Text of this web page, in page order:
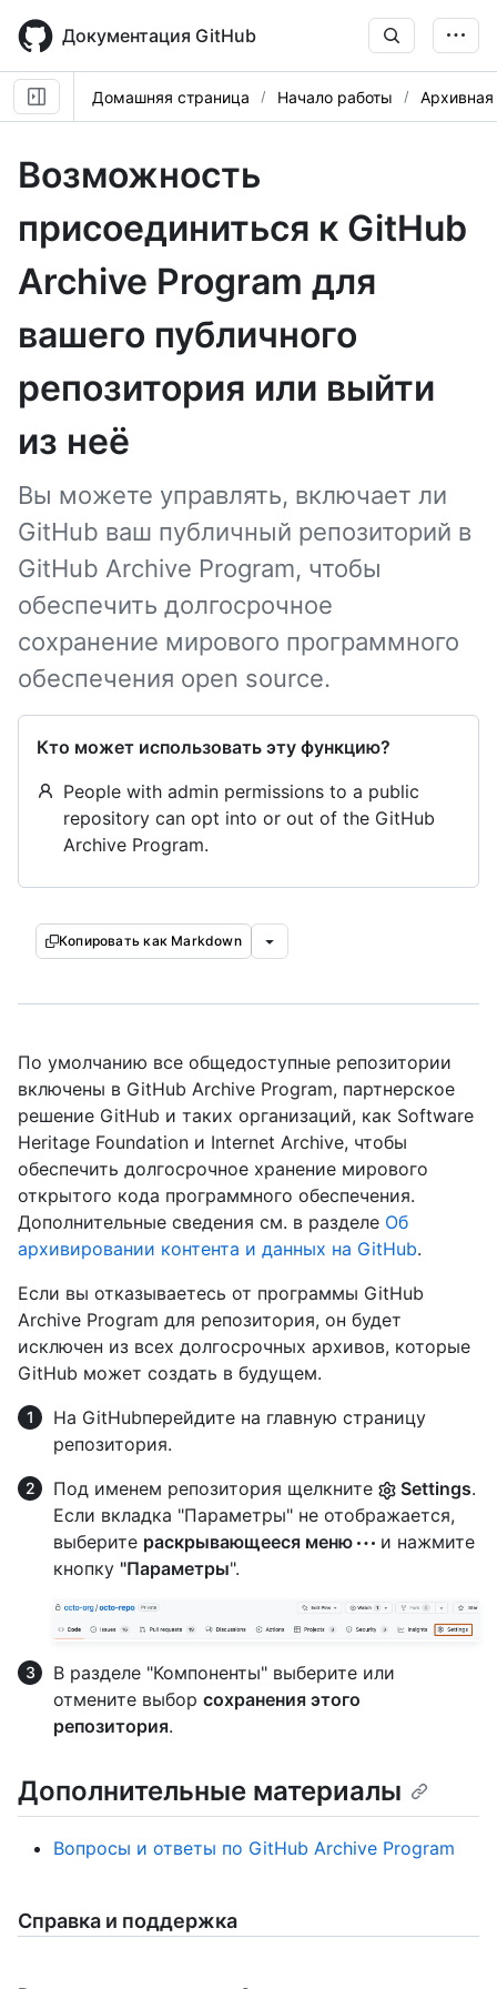
main
content
Документация GitHub
Домашняя страница Начало работы
Возможность
присоединиться к GitHub
Archive Program для
вашего публичного
репозитория или выйти
из неё
Вы можете управлять, включает ли
GitHub ваш публичный репозиторий в
GitHub Archive Program, чтобы
обеспечить долгосрочное
сохранение мирового программного
обеспечения open source.
Кто может использовать эту функцию?
People with admin permissions to a public
repository can opt into or out of the GitHub
Archive Program.
Копировать как Markdown
По умолчанию все общедоступные репозитории
включены в GitHub Archive Program, партнерское
решение GitHub и таких организаций, как Software
Heritage Foundation и Internet Archive, чтобы
обеспечить долгосрочное хранение мирового
открытого кода программного обеспечения.
Дополнительные сведения см. в разделе Об
архивировании контента и данных на GitHub.
Если вы отказываетесь от программы GitHub
Archive Program для репозитория, он будет
исключен из всех долгосрочных архивов, которые
GitHub может создать в будущем.
На GitHubперейдите на главную страницу
репозитория.
Под именем репозитория щелкните
Settings.
Если вкладка "Параметры" не отображается,
выберите раскрывающееся меню
и нажмите
кнопку "Параметры".
В разделе "Компоненты" выберите или
отмените выбор сохранения этого
репозитория.
Дополнительные материалы
Вопросы и ответы по GitHub Archive Program
Справка и поддержка